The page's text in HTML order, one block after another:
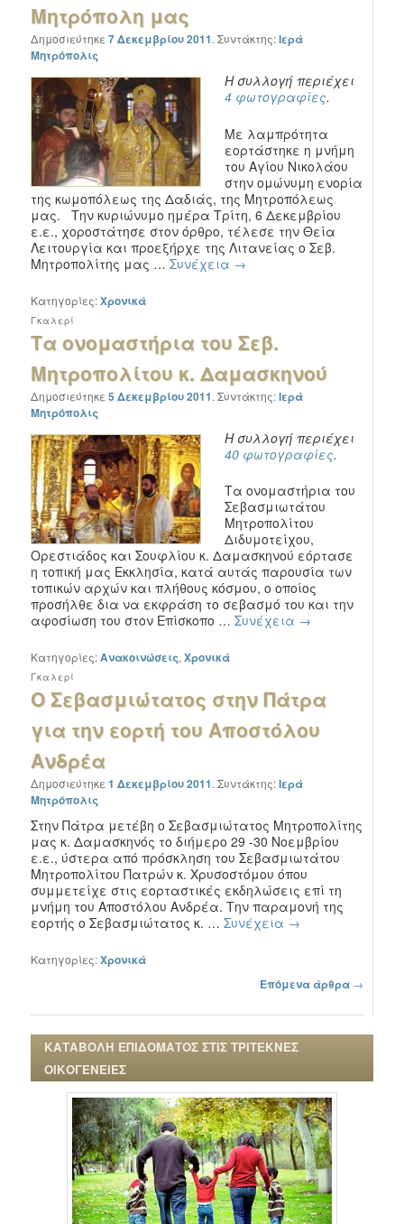
Μητρόπολη μας
Δημοσιεύτηκε7 Δεκεμβρίου 2011.Συντάκτης:Ιερά
Μητρόπολις
Η συλλογή περιέχει
4 φωτογραφίες.
Με λαμπρότητα
εορτάστηκε η μνήμη
του Αγίου Νικολάου
στην ομώνυμη ενορία
της κωμοπόλεως της Δαδιάς, της Μητροπόλεως
μας. Την κυριώνυμο ημέρα Τρίτη, 6 Δεκεμβρίου
ε.ε., χοροστάτησε στον όρθρο, τέλεσε την Θεία
Λειτουργία και προεξήρχε της Λιτανείας ο Σεβ.
Μητροπολίτης μας …Συνέχεια →
Κατηγορίες:Χρονικά
Τα ονομαστήρια του Σεβ.
Μητροπολίτου κ. Δαμασκηνού
Γκαλερί
Δημοσιεύτηκε5 Δεκεμβρίου 2011.Συντάκτης:Ιερά
Μητρόπολις
Η συλλογή περιέχει
40 φωτογραφίες.
Τα ονομαστήρια του
Σεβασμιωτάτου
Μητροπολίτου
Διδυμοτείχου,
Ορεστιάδος και Σουφλίου κ. Δαμασκηνού εόρτασε
η τοπική μας Εκκλησία, κατά αυτάς παρουσία των
τοπικών αρχών και πλήθους κόσμου, ο οποίος
προσήλθε δια να εκφράση το σεβασμό του και την
αφοσίωση του στον Επίσκοπο …Συνέχεια →
Κατηγορίες:Ανακοινώσεις,Χρονικά
Ο Σεβασμιώτατος στην Πάτρα
για την εορτή του Αποστόλου
Ανδρέα
Γκαλερί
Δημοσιεύτηκε1 Δεκεμβρίου 2011.Συντάκτης:Ιερά
Μητρόπολις
Στην Πάτρα μετέβη ο Σεβασμιώτατος Μητροπολίτης
μας κ. Δαμασκηνός το διήμερο 29 -30 Νοεμβρίου
ε.ε., ύστερα από πρόσκληση του Σεβασμιωτάτου
Μητροπολίτου Πατρών κ. Χρυσοστόμου όπου
συμμετείχε στις εορταστικές εκδηλώσεις επί τη
μνήμη του Αποστόλου Ανδρέα. Την παραμονή της
εορτής ο Σεβασμιώτατος κ. …Συνέχεια →
Κατηγορίες:Χρονικά
Επόμενα άρθρα →
ΚΑΤΑΒΟΛΗ ΕΠΙΔΟΜΑΤΟΣ ΣΤΙΣ ΤΡΙΤΕΚΝΕΣ
ΟΙΚΟΓΕΝΕΙΕΣ